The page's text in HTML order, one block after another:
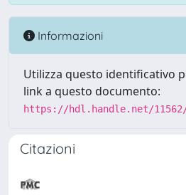
Informazioni
Utilizza questo identificativo
link a questo documento:
https://hdl.handle.net/11562/
Citazioni